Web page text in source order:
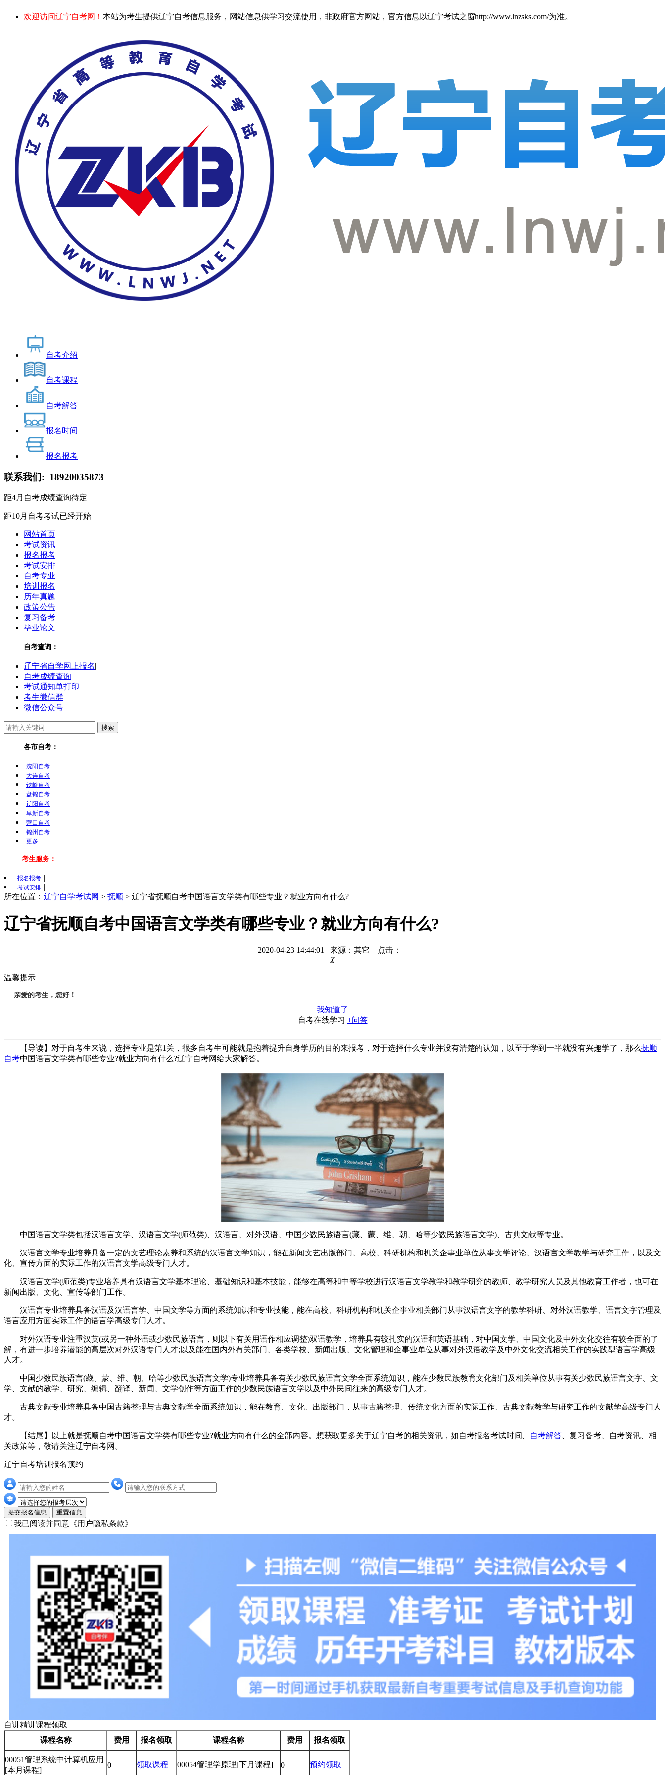
欢迎访问辽宁自考网！ 本站为考生提供辽宁自考信息服务，网站信息供学习交流使用，非政府官方网站，官方信息以辽宁考试之窗http://www.lnzsks.com/为准。
自考介绍
自考课程
自考解答
报名时间
报名报考
联系我们: 18920035873
距4月自考成绩查询待定
距10月自考考试已经开始
网站首页
考试资讯
报名报考
考试安排
自考专业
培训报名
历年真题
政策公告
复习备考
毕业论文
自考查询：
辽宁省自学网上报名|
自考成绩查询|
考试通知单打印|
考生微信群|
微信公众号|
各市自考：
沈阳自考 |
大连自考 |
铁岭自考 |
盘锦自考 |
辽阳自考 |
阜新自考 |
营口自考 |
锦州自考 |
更多+
考生服务：
报名报考 |
考试安排 |
所在位置： 辽宁自学考试网 > 抚顺 > 辽宁省抚顺自考中国语言文学类有哪些专业？就业方向有什么?
辽宁省抚顺自考中国语言文学类有哪些专业？就业方向有什么?
2020-04-23 14:44:01 来源：其它 点击：
X
温馨提示
亲爱的考生，您好！
我知道了
自考在线学习 +问答
【导读】对于自考生来说，选择专业是第1关，很多自考生可能就是抱着提升自身学历的目的来报考，对于选择什么专业并没有清楚的认知，以至于学到一半就没有兴趣学了，那么抚顺
自考中国语言文学类有哪些专业?就业方向有什么?辽宁自考网给大家解答。
中国语言文学类包括汉语言文学、汉语言文学(师范类)、汉语言、对外汉语、中国少数民族语言(藏、蒙、维、朝、哈等少数民族语言文学)、古典文献等专业。
汉语言文学专业培养具备一定的文艺理论素养和系统的汉语言文学知识，能在新闻文艺出版部门、高校、科研机构和机关企事业单位从事文学评论、汉语言文学教学与研究工作，以及文
化、宣传方面的实际工作的汉语言文学高级专门人才。
汉语言文学(师范类)专业培养具有汉语言文学基本理论、基础知识和基本技能，能够在高等和中等学校进行汉语言文学教学和教学研究的教师、教学研究人员及其他教育工作者，也可在
新闻出版、文化、宣传等部门工作。
汉语言专业培养具备汉语及汉语言学、中国文学等方面的系统知识和专业技能，能在高校、科研机构和机关企事业相关部门从事汉语言文字的教学科研、对外汉语教学、语言文字管理及
语言应用方面实际工作的语言学高级专门人才。
对外汉语专业注重汉英(或另一种外语或少数民族语言，则以下有关用语作相应调整)双语教学，培养具有较扎实的汉语和英语基础，对中国文学、中国文化及中外文化交往有较全面的了
解，有进一步培养潜能的高层次对外汉语专门人才;以及能在国内外有关部门、各类学校、新闻出版、文化管理和企事业单位从事对外汉语教学及中外文化交流相关工作的实践型语言学高级
人才。
中国少数民族语言(藏、蒙、维、朝、哈等少数民族语言文学)专业培养具备有关少数民族语言文学全面系统知识，能在少数民族教育文化部门及相关单位从事有关少数民族语言文字、文
学、文献的教学、研究、编辑、翻译、新闻、文学创作等方面工作的少数民族语言文学以及中外民间往来的高级专门人才。
古典文献专业培养具备中国古籍整理与古典文献学全面系统知识，能在教育、文化、出版部门，从事古籍整理、传统文化方面的实际工作、古典文献教学与研究工作的文献学高级专门人
才。
【结尾】以上就是抚顺自考中国语言文学类有哪些专业?就业方向有什么的全部内容。想获取更多关于辽宁自考的相关资讯，如自考报名考试时间、 自考解答 、复习备考、自考资讯、相
关政策等，敬请关注辽宁自考网。
辽宁自考培训报名预约
提交报名信息 重置信息
我已阅读并同意 《用户隐私条款》
自讲精讲课程领取
课程名称
费用 报名领取 课程名称 费用 报名领取
00051管理系统中计算机应用
[本月课程]
0 领取课程 00054管理学原理[下月课程] 0 预约领取